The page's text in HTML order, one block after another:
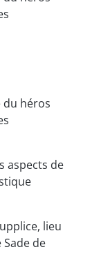
du héros
aspects de
lieu
de